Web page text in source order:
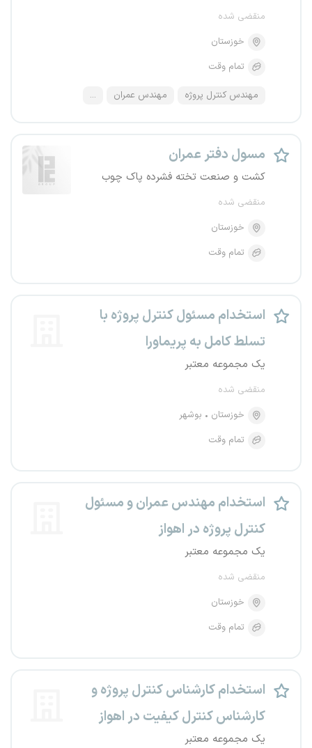
منقضی شده
خوزستان
تمام وقت
مهندس کنترل پروژه مهندس عمران ...
مسول دفتر عمران
کشت و صنعت تخته فشرده پاک چوب
منقضی شده
خوزستان
تمام وقت
استخدام مسئول کنترل پروژه با
تسلط کامل به پریماورا
یک مجموعه معتبر
منقضی شده
خوزستان
بوشهر
تمام وقت
استخدام مهندس عمران و مسئول
کنترل پروژه در اهواز
یک مجموعه معتبر
منقضی شده
خوزستان
تمام وقت
استخدام کارشناس کنترل پروژه و
کارشناس کنترل کیفیت در اهواز
یک مجموعه معتبر